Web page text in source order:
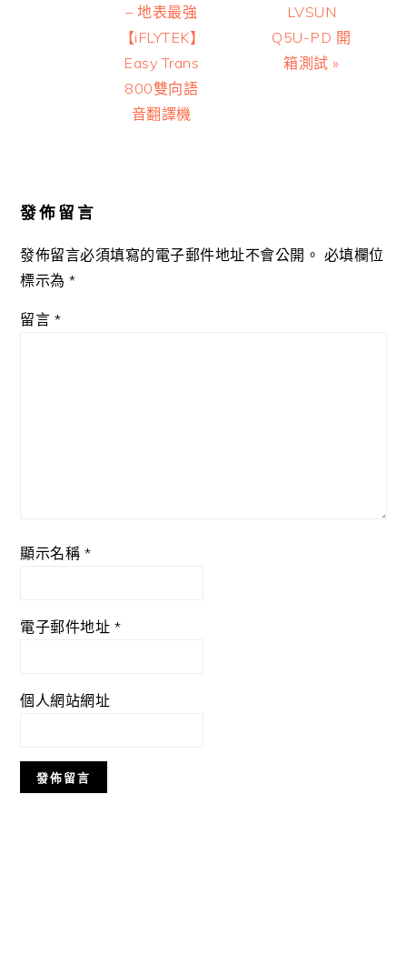
– 地表最強
【iFLYTEK】
Easy Trans
800雙向語
音翻譯機
LVSUN
Q5U-PD 開
箱測試 »
發佈留言
發佈留言必須填寫的電子郵件地址不會公開。 必填欄位
標示為*
留言 *
顯示名稱 *
電子郵件地址 *
個人網站網址